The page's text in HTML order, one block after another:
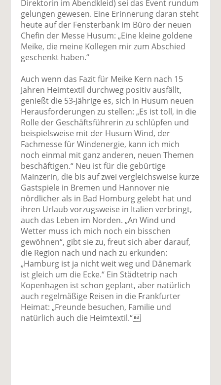
Direktorin im Abendkleid) sei das Event rundum
gelungen gewesen. Eine Erinnerung daran steht
heute auf der Fensterbank im Büro der neuen
Chefin der Messe Husum: „Eine kleine goldene
Meike, die meine Kollegen mir zum Abschied
geschenkt haben.“
Auch wenn das Fazit für Meike Kern nach 15
Jahren Heimtextil durchweg positiv ausfällt,
genießt die 53-Jährige es, sich in Husum neuen
Herausforderungen zu stellen: „Es ist toll, in die
Rolle der Geschäftsführerin zu schlüpfen und
beispielsweise mit der Husum Wind, der
Fachmesse für Windenergie, kann ich mich
noch einmal mit ganz anderen, neuen Themen
beschäftigen.“ Neu ist für die gebürtige
Mainzerin, die bis auf zwei vergleichsweise kurze
Gastspiele in Bremen und Hannover nie
nördlicher als in Bad Homburg gelebt hat und
ihren Urlaub vorzugsweise in Italien verbringt,
auch das Leben im Norden. „An Wind und
Wetter muss ich mich noch ein bisschen
gewöhnen“, gibt sie zu, freut sich aber darauf,
die Region nach und nach zu erkunden:
„Hamburg ist ja nicht weit weg und Dänemark
ist gleich um die Ecke.“ Ein Städtetrip nach
Kopenhagen ist schon geplant, aber natürlich
auch regelmäßige Reisen in die Frankfurter
Heimat: „Freunde besuchen, Familie und
natürlich auch die Heimtextil.“